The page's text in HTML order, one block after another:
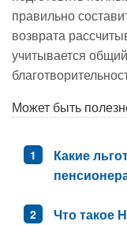
правильно
возврата
учитывается
Может быть
Какие
Что такое